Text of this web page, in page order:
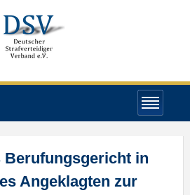
Berufungsgericht in
Angeklagten zur